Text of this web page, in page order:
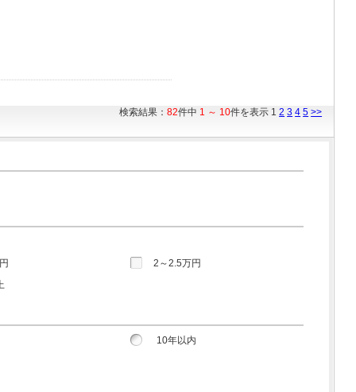
検索結果：82件中 1 ～ 10件を表示 12 3 4 5 >>
2～2.5万円
10年以内